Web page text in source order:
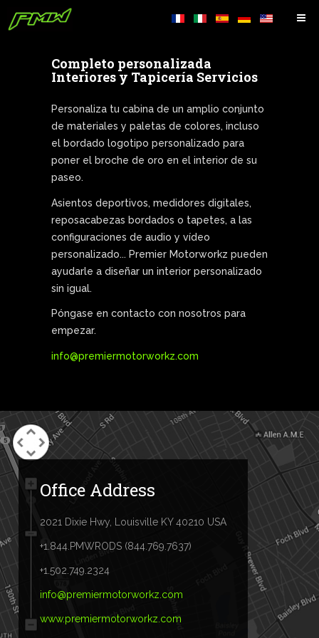
Completo personalizada
Interiores y Tapicería Servicios
Personaliza tu cabina de un amplio conjunto
de materiales y paletas de colores, incluso
el bordado logotipo personalizado para
poner el broche de oro en el interior de su
paseo.
Asientos deportivos, medidores digitales,
reposacabezas bordados o tapetes, a las
configuraciones de audio y vídeo
personalizado... Premier Motorworkz pueden
ayudarle a diseñar un interior personalizado
sin igual.
Póngase en contacto con nosotros para
empezar.
info@premiermotorworkz.com
Office Address
2021 Dixie Hwy, Louisville KY 40210 USA
+1.844.PMWRODS (844.769.7637)
+1.502.749.2324
info@premiermotorworkz.com
www.premiermotorworkz.com